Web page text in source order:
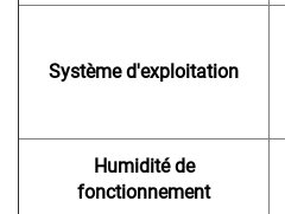
Système d'exploitation
Humidité de
fonctionnement